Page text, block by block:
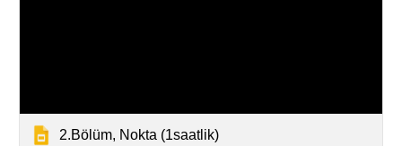
2.Bölüm, Nokta (1saatlik)